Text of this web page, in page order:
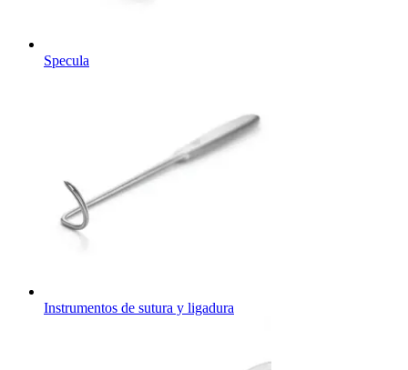
Specula
Instrumentos de sutura y ligadura